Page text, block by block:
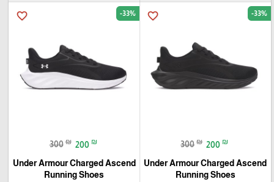
favorite_border -33%
300 ₪ 200 ₪
Under Armour Charged Ascend
Running Shoes
favorite_border -33%
300 ₪ 200 ₪
Under Armour Charged Ascend
Running Shoes